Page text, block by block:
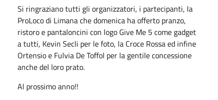
Si ringraziano tutti gli organizzatori, i partecipanti, la
ProLoco di Limana che domenica ha offerto pranzo,
ristoro e pantaloncini con logo Give Me 5 come gadget
a tutti, Kevin Secli per le foto, la Croce Rossa ed infine
Ortensio e Fulvia De Toffol per la gentile concessione
anche del loro prato.
Al prossimo anno!!